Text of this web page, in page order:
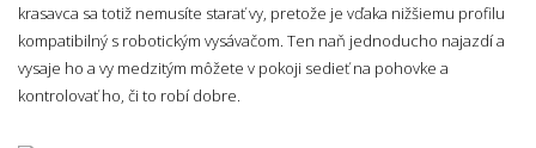
krasavca sa totiž nemusíte starať vy, pretože je vďaka nižšiemu profilu
kompatibilný s robotickým vysávačom. Ten naň jednoducho najazdí a
vysaje ho a vy medzitým môžete v pokoji sedieť na pohovke a
kontrolovať ho, či to robí dobre.